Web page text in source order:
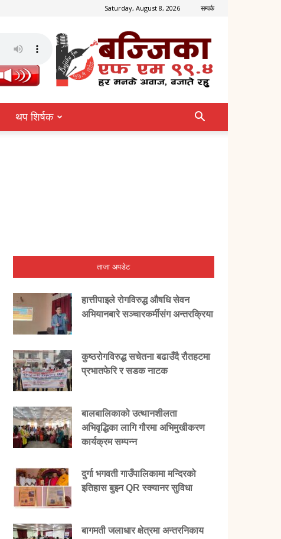
Saturday, August 8, 2026 सम्पर्क
थप शिर्षक
ताजा अपडेट
हात्तीपाइले रोगविरुद्ध औषधि सेवन
अभियानबारे सञ्चारकर्मीसंग अन्तरक्रिया
कुष्ठरोगविरुद्ध सचेतना बढाउँदै रौतहटमा
प्रभातफेरि र सडक नाटक
बालबालिकाको उत्थानशीलता
अभिवृद्धिका लागि गौरमा अभिमुखीकरण
कार्यक्रम सम्पन्न
दुर्गा भगवती गाउँपालिकामा मन्दिरको
इतिहास बुझ्न QR स्क्यानर सुविधा
बागमती जलाधार क्षेत्रमा अन्तरनिकाय